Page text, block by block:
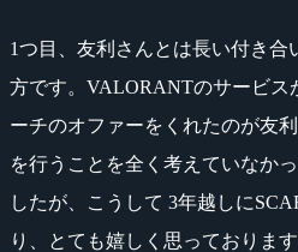
1つ目、友利さんとは長い付き合
方です。VALORANTのサービス
ーチのオファーをくれたのが友
を行うことを全く考えていなか
したが、こうして 3年越しに
り、とても嬉しく思っております